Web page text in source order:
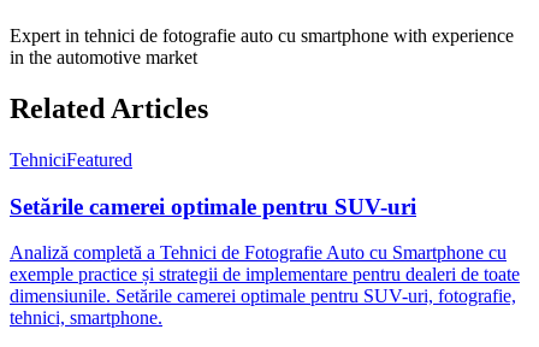
Expert in tehnici de fotografie auto cu smartphone with experience
in the automotive market
Related Articles
TehniciFeatured
Setările camerei optimale pentru SUV-uri
Analiză completă a Tehnici de Fotografie Auto cu Smartphone cu
exemple practice și strategii de implementare pentru dealeri de toate
dimensiunile. Setările camerei optimale pentru SUV-uri, fotografie,
tehnici, smartphone.